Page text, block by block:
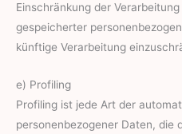
Einschränkung der
gespeicherter
künftige Verarbeitung
e) Profiling
Profiling ist jede Art der
personenbezogener Daten, die